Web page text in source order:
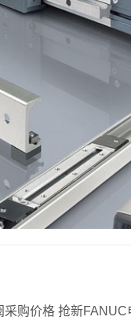
购价格 抢新FANUC